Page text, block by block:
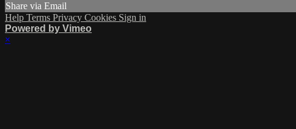
Share via Email
Help Terms Privacy Cookies Sign in
Powered by Vimeo
×